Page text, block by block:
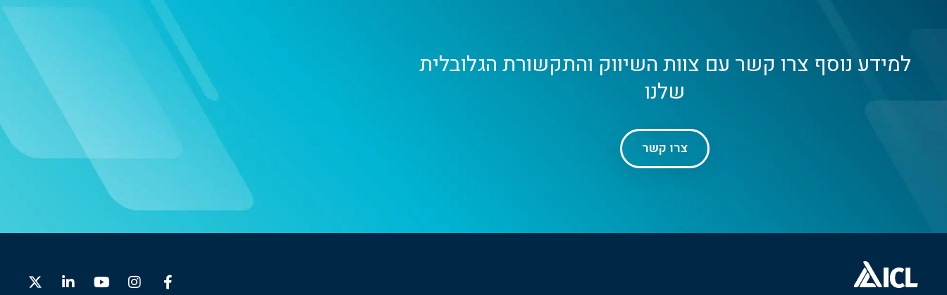
למידע נוסף צרו קשר עם צוות השיווק והתקשורת הגלובלית
שלנו
צרו קשר